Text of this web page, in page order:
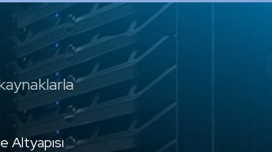
Altyapısı